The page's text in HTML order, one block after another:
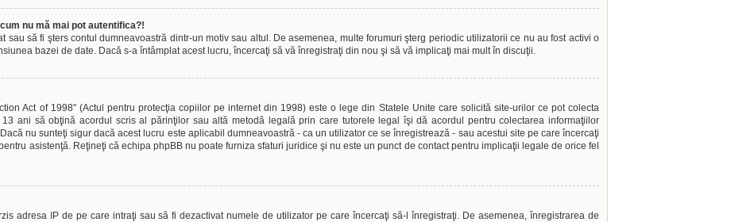
nu mă mai pot autentifica?!
sau să fi şters contul dumneavoastră dintr-un motiv sau altul. De asemenea, multe forumuri şterg periodic utilizatorii ce nu au fost activi o
bazei de date. Dacă s-a întâmplat acest lucru, încercaţi să vă înregistraţi din nou şi să vă implicaţi mai mult în discuţii.
Act of 1998" (Actul pentru protecţia copiilor pe internet din 1998) este o lege din Statele Unite care solicită site-urilor ce pot colecta
ani să obţină acordul scris al părinţilor sau altă metodă legală prin care tutorele legal îşi dă acordul pentru colectarea informaţiilor
nu sunteţi sigur dacă acest lucru este aplicabil dumneavoastră - ca un utilizator ce se înregistrează - sau acestui site pe care încercaţi
asistenţă. Reţineţi că echipa phpBB nu poate furniza sfaturi juridice şi nu este un punct de contact pentru implicaţii legale de orice fel
adresa IP de pe care intraţi sau să fi dezactivat numele de utilizator pe care încercaţi să-l înregistraţi. De asemenea, înregistrarea de